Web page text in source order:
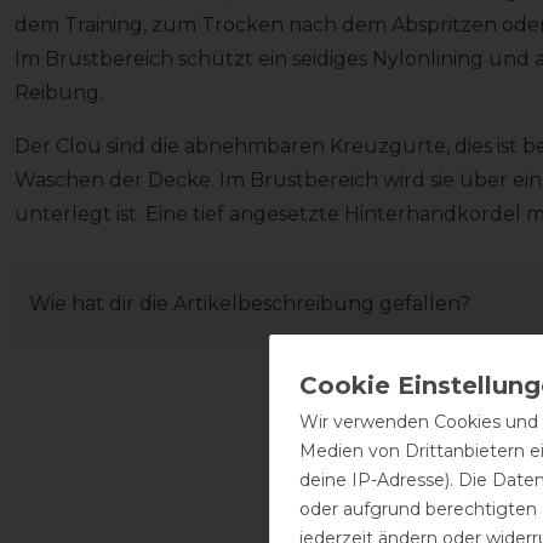
dem Training, zum Trocken nach dem Abspritzen
Im Brustbereich schützt ein seidiges Nylonlining und
Reibung.
Der Clou sind die abnehmbaren Kreuzgurte, dies ist
Waschen der Decke. Im Brustbereich wird sie über
unterlegt ist. Eine tief angesetzte Hinterhandkordel
Wie hat dir die Artikelbeschreibung gefallen?
Wir verwenden Cookies
Medien von Drittanbietern
deine IP-Adresse). Die
oder aufgrund berechtigten
jederzeit ändern oder